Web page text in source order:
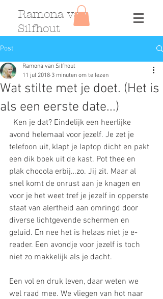
Ramona van
Silfhout
Post
Wat stilte met je doet. (Het is
als een eerste date...)
Ramona van Silfhout
11 jul 2018 3 minuten om te lezen
avond helemaal voor jezelf. Je zet je
telefoon uit, klapt je laptop dicht en pakt
een dik boek uit de kast. Pot thee en
plak chocola erbij…zo. Jij zit. Maar al
snel komt de onrust aan je knagen en
voor je het weet tref je jezelf in opperste
staat van alertheid aan omringd door
diverse lichtgevende schermen en
geluid. En nee het is helaas niet je e-
reader. Een avondje voor jezelf is toch
niet zo makkelijk als je dacht.
Een vol en druk leven, daar weten we
wel raad mee. We vliegen van hot naar